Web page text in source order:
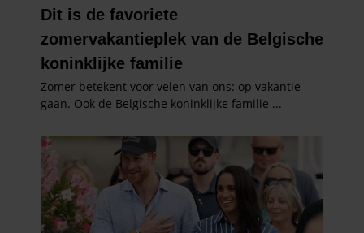
verzameld op basis van uw gebruik van hun services. U
gaat akkoord met onze cookies als u onze website blijft
gebruiken.